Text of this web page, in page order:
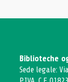
Biblioteche
Sede legale: